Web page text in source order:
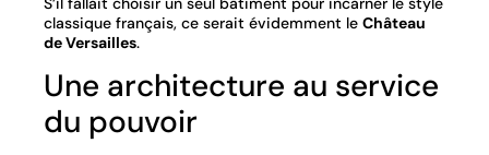
classique français, ce serait évidemment le Château
de Versailles.
Une architecture au service
du pouvoir